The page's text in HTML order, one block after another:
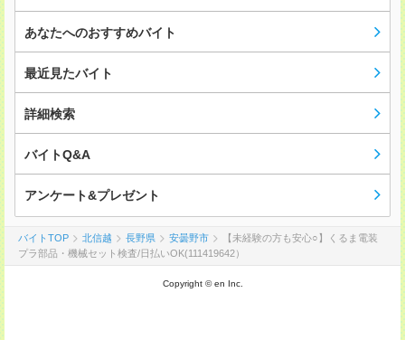
あなたへのおすすめバイト
最近見たバイト
詳細検索
バイトQ&A
アンケート&プレゼント
バイトTOP 北信越 長野県 安曇野市
【未経験の方も安心○】くるま電装
プラ部品・機械セット検査/日払いOK(111419642）
Copyright © en Inc.